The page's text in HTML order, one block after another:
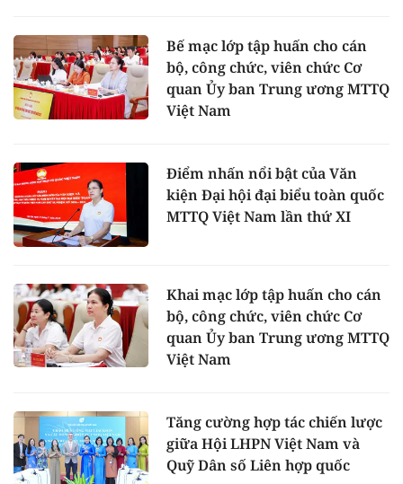
Bế mạc lớp tập huấn cho cán
bộ, công chức, viên chức Cơ
quan Ủy ban Trung ương MTTQ
Việt Nam
Điểm nhấn nổi bật của Văn
kiện Đại hội đại biểu toàn quốc
MTTQ Việt Nam lần thứ XI
Khai mạc lớp tập huấn cho cán
bộ, công chức, viên chức Cơ
quan Ủy ban Trung ương MTTQ
Việt Nam
Tăng cường hợp tác chiến lược
giữa Hội LHPN Việt Nam và
Quỹ Dân số Liên hợp quốc